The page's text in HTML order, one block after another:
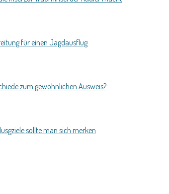
für einen Jagdausflug
zum gewöhnlichen Ausweis?
sollte man sich merken